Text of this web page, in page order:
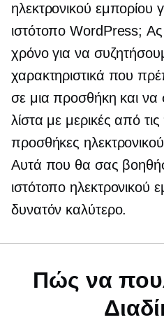
ηλεκτρονικού εμπορίου
ιστότοπο WordPress;
χρόνο για να
χαρακτηριστικά που
σε μια προσθήκη και
λίστα με μερικές από τις
προσθήκες
Αυτά που θα σας
ιστότοπο ηλεκτρονικού
δυνατόν καλύτερο.
Πώς να